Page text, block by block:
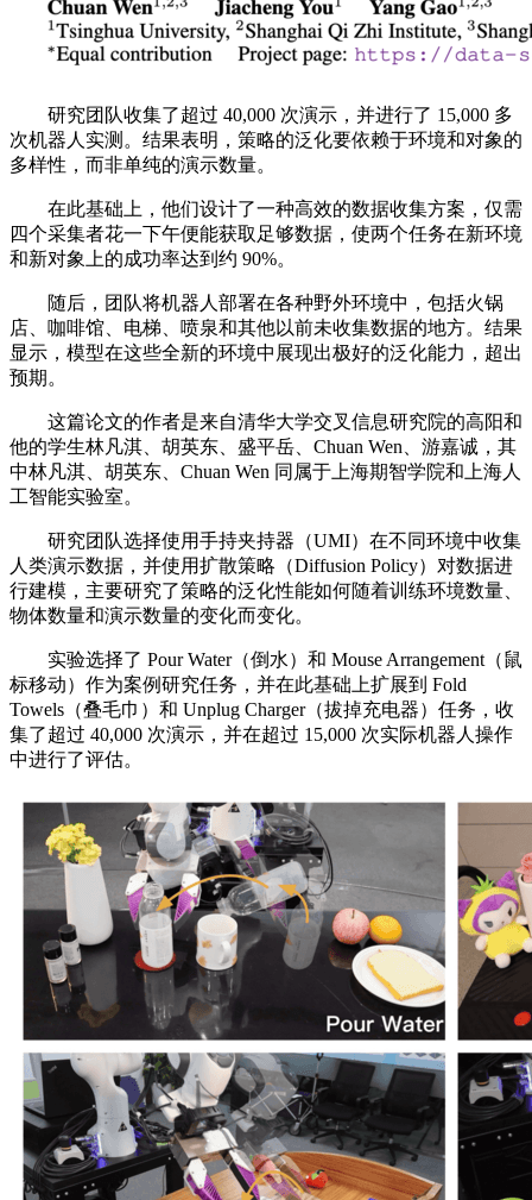
研究团队收集了超过 40,000 次演示，并进行了 15,000 多
次机器人实测。结果表明，策略的泛化要依赖于环境和对象的
多样性，而非单纯的演示数量。
在此基础上，他们设计了一种高效的数据收集方案，仅需
四个采集者花一下午便能获取足够数据，使两个任务在新环境
和新对象上的成功率达到约 90%。
随后，团队将机器人部署在各种野外环境中，包括火锅
店、咖啡馆、电梯、喷泉和其他以前未收集数据的地方。结果
显示，模型在这些全新的环境中展现出极好的泛化能力，超出
预期。
这篇论文的作者是来自清华大学交叉信息研究院的高阳和
他的学生林凡淇、胡英东、盛平岳、Chuan Wen、游嘉诚，其
中林凡淇、胡英东、Chuan Wen 同属于上海期智学院和上海人
工智能实验室。
研究团队选择使用手持夹持器（UMI）在不同环境中收集
人类演示数据，并使用扩散策略（Diffusion Policy）对数据进
行建模，主要研究了策略的泛化性能如何随着训练环境数量、
物体数量和演示数量的变化而变化。
实验选择了 Pour Water（倒水）和 Mouse Arrangement（鼠
标移动）作为案例研究任务，并在此基础上扩展到 Fold
Towels（叠毛巾）和 Unplug Charger（拔掉充电器）任务，收
集了超过 40,000 次演示，并在超过 15,000 次实际机器人操作
中进行了评估。